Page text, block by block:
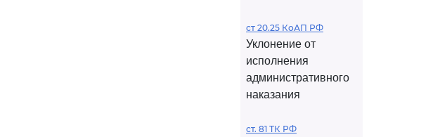
ст 20.25 КоАП РФ
Уклонение от
исполнения
административного
наказания
ст. 81 ТК РФ